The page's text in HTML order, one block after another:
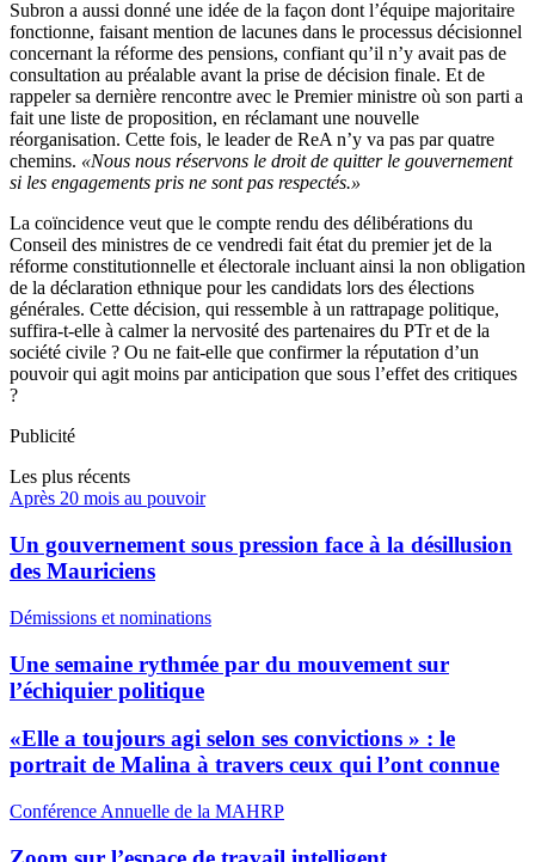
Subron a aussi donné une idée de la façon dont l’équipe majoritaire
fonctionne, faisant mention de lacunes dans le processus décisionnel
concernant la réforme des pensions, confiant qu’il n’y avait pas de
consultation au préalable avant la prise de décision finale. Et de
rappeler sa dernière rencontre avec le Premier ministre où son parti a
fait une liste de proposition, en réclamant une nouvelle
réorganisation. Cette fois, le leader de ReA n’y va pas par quatre
chemins. «Nous nous réservons le droit de quitter le gouvernement
si les engagements pris ne sont pas respectés.»
La coïncidence veut que le compte rendu des délibérations du
Conseil des ministres de ce vendredi fait état du premier jet de la
réforme constitutionnelle et électorale incluant ainsi la non obligation
de la déclaration ethnique pour les candidats lors des élections
générales. Cette décision, qui ressemble à un rattrapage politique,
suffira-t-elle à calmer la nervosité des partenaires du PTr et de la
société civile ? Ou ne fait-elle que confirmer la réputation d’un
pouvoir qui agit moins par anticipation que sous l’effet des critiques
?
Publicité
Les plus récents
Après 20 mois au pouvoir
Un gouvernement sous pression face à la désillusion
des Mauriciens
Démissions et nominations
Une semaine rythmée par du mouvement sur
l’échiquier politique
«Elle a toujours agi selon ses convictions » : le
portrait de Malina à travers ceux qui l’ont connue
Conférence Annuelle de la MAHRP